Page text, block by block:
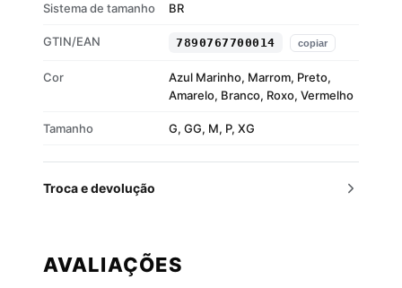
Sistema de tamanho BR
GTIN/EAN 7890767700014 copiar
Cor
Azul Marinho, Marrom, Preto,
Amarelo, Branco, Roxo, Vermelho
Tamanho G, GG, M, P, XG
Troca e devolução
AVALIAÇÕES